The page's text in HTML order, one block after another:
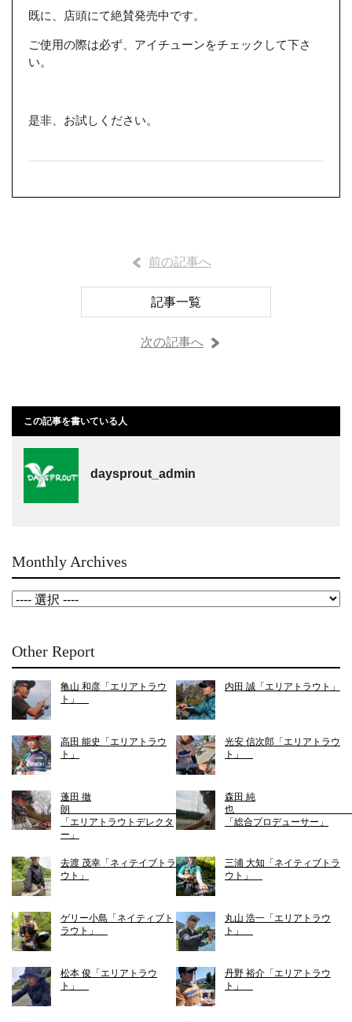
既に、店頭にて絶賛発売中です。
ご使用の際は必ず、アイチューンをチェックして下さ
い。
是非、お試しください。
前の記事へ
記事一覧
次の記事へ
この記事を書いている人
daysprout_admin
Monthly Archives
Other Report
亀山 和彦「エリアトラウ
ト」
内田 誠「エリアトラウト」
高田 能史「エリアトラウ
ト」
光安 信次郎「エリアトラウ
ト」
蓬田 徹
朗
「エリアトラウトデレクタ
ー」
森田 純
「総合プロデューサー」
去渡 茂幸「ネィテイブトラ
ウト」
三浦 大知「ネイティブトラ
ウト」
ゲリー小島「ネイティブト
ラウト」
丸山 浩一「エリアトラウ
ト」
松本 俊「エリアトラウ
ト」
丹野 裕介「エリアトラウ
ト」